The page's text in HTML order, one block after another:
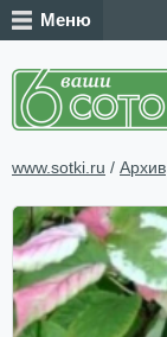
Меню
www.sotki.ru / Архив